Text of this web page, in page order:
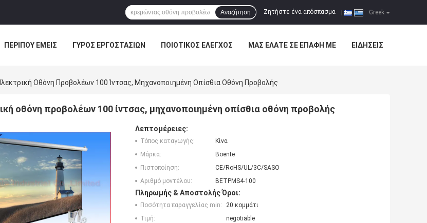
Greek
Ζητήστε ένα απόσπασμα
Αναζήτηση
ΠΕΡΊΠΟΥ ΕΜΕΊΣ ΓΎΡΟΣ ΕΡΓΟΣΤΑΣΊΩΝ ΠΟΙΟΤΙΚΌΣ ΈΛΕΓΧΟΣ ΜΑΣ ΕΛΆΤΕ ΣΕ ΕΠΑΦΉ ΜΕ ΕΙΔΉΣΕΙΣ
Οθόνη Προβολέων 100 Ίντσας, Μηχανοποιημένη Οπίσθια Οθόνη Προβολής
οθόνη προβολέων 100 ίντσας, μηχανοποιημένη οπίσθια οθόνη προβολής
Λεπτομέρειες:
Τόπος καταγωγής:
Κίνα
Μάρκα:
Boente
Πιστοποίηση:
CE/RoHS/UL/3C/SASO
Αριθμό μοντέλου:
BETPMS4-100
Πληρωμής & Αποστολής Όροι:
Ποσότητα παραγγελίας min:
20 κομμάτι
Τιμή:
negotiable